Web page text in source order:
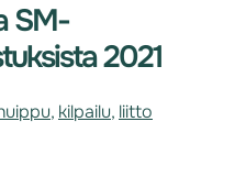
SM-
2021
, kilpailu, liitto